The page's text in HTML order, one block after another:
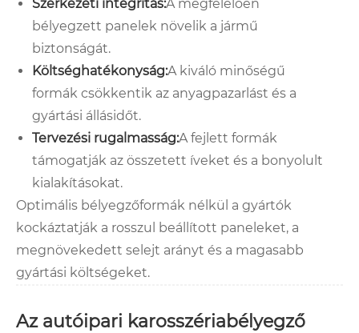
Szerkezeti integritás:A megfelelően
bélyegzett panelek növelik a jármű
biztonságát.
Költséghatékonyság:A kiváló minőségű
formák csökkentik az anyagpazarlást és a
gyártási állásidőt.
Tervezési rugalmasság:A fejlett formák
támogatják az összetett íveket és a bonyolult
kialakításokat.
Optimális bélyegzőformák nélkül a gyártók
kockáztatják a rosszul beállított paneleket, a
megnövekedett selejt arányt és a magasabb
gyártási költségeket.
Az autóipari karosszériabélyegző